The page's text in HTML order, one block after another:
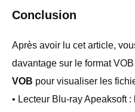
Conclusion
Après avoir lu cet article,
davantage sur le format
VOB pour visualiser les
• Lecteur Blu-ray Apeaksoft